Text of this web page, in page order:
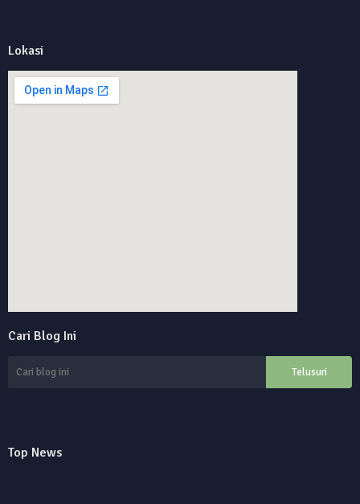
Lokasi
custom google maps embed
Cari Blog Ini
Top News